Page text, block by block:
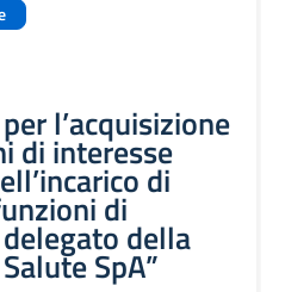
l’acquisizione
di interesse
di
di
della
SpA”